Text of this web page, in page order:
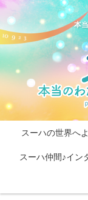
本
スーハの世界へ
スーハ仲間♪イン